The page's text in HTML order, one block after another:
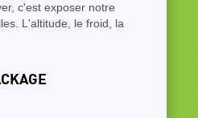
c'est exposer notre
L'altitude, le froid, la